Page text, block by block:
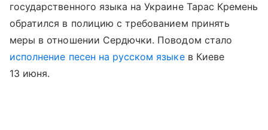
государственного языка на Украине Тарас Кремень
обратился в полицию с требованием принять
меры в отношении Сердючки. Поводом стало
исполнение песен на русском языкев Киеве
13 июня.